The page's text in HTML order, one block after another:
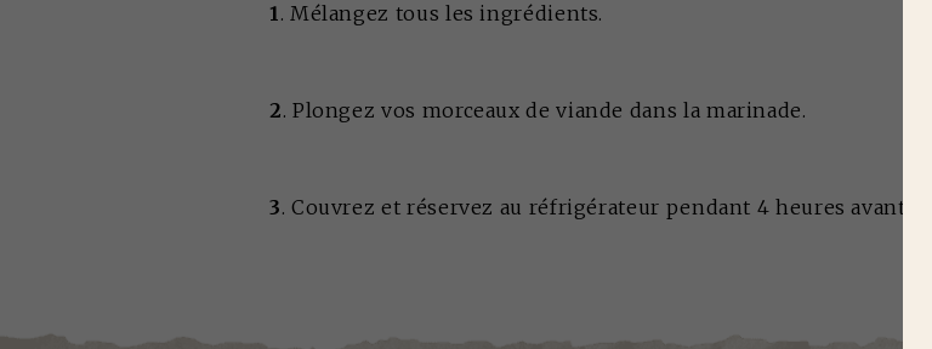
1. Mélangez tous les ingrédients.
2. Plongez vos morceaux de viande dans la marinade.
3. Couvrez et réservez au réfrigérateur pendant 4 heures avant